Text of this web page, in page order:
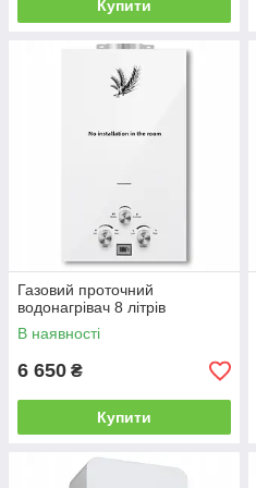
Купити
Газовий проточний
водонагрівач 8 літрів
В наявності
6 650 ₴
Купити